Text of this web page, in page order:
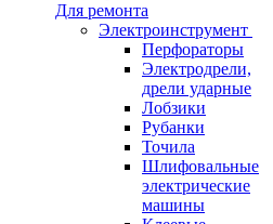
Для ремонта
Электроинструмент
Перфораторы
Электродрели,
дрели ударные
Лобзики
Рубанки
Точила
Шлифовальные
электрические
машины